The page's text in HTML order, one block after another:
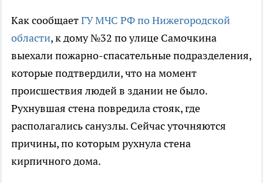
Как сообщаетГУ МЧС РФ по Нижегородской
области, к дому №32 по улице Самочкина
выехали пожарно-спасательные подразделения,
которые подтвердили, что на момент
происшествия людей в здании не было.
Рухнувшая стена повредила стояк, где
располагались санузлы. Сейчас уточняются
причины, по которым рухнула стена
кирпичного дома.